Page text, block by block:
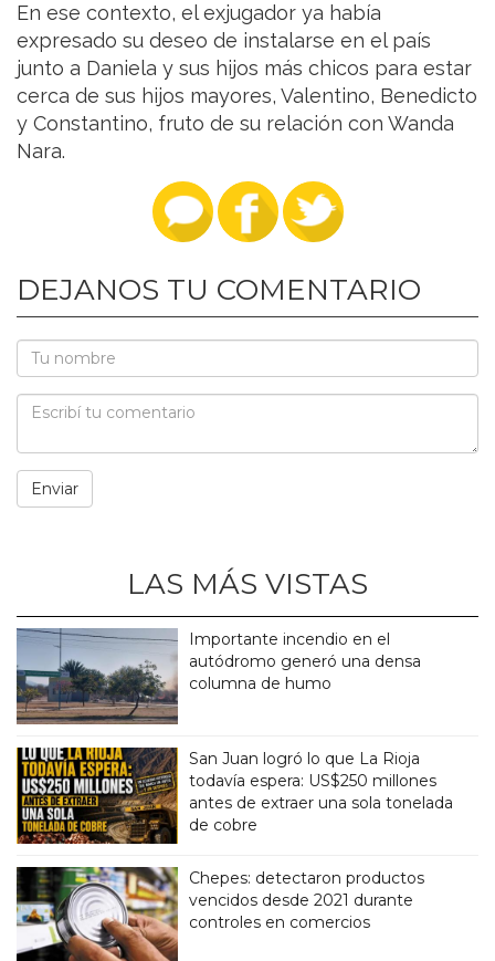
En ese contexto, el exjugador ya había
expresado su deseo de instalarse en el país
junto a Daniela y sus hijos más chicos para estar
cerca de sus hijos mayores, Valentino, Benedicto
y Constantino, fruto de su relación con Wanda
Nara.
DEJANOS TU COMENTARIO
LAS MÁS VISTAS
Importante incendio en el
autódromo generó una densa
columna de humo
San Juan logró lo que La Rioja
todavía espera: US$250 millones
antes de extraer una sola tonelada
de cobre
Chepes: detectaron productos
vencidos desde 2021 durante
controles en comercios